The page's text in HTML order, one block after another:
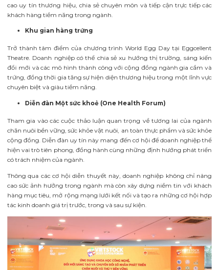
cao uy tín thương hiệu, chia sẻ chuyên môn và tiếp cận trực tiếp các
khách hàng tiềm năng trong ngành.
Khu gian hàng trứng
Trở thành tâm điểm của chương trình World Egg Day tại Eggcellent
Theatre. Doanh nghiệp có thể chia sẻ xu hướng thị trường, sáng kiến
đổi mới và các mô hình thành công với cộng đồng ngành gia cầm và
trứng, đồng thời gia tăng sự hiện diện thương hiệu trong một lĩnh vực
chuyên biệt và giàu tiềm năng.
Diễn đàn Một sức khoẻ (One Health Forum)
Tham gia vào các cuộc thảo luận quan trọng về tương lai của ngành
chăn nuôi bền vững, sức khỏe vật nuôi, an toàn thực phẩm và sức khỏe
cộng đồng. Diễn đàn uy tín này mang đến cơ hội để doanh nghiệp thể
hiện vai trò tiên phong, đồng hành cùng những định hướng phát triển
có trách nhiệm của ngành.
Thông qua các cơ hội diễn thuyết này, doanh nghiệp không chỉ nâng
cao sức ảnh hưởng trong ngành mà còn xây dựng niềm tin với khách
hàng mục tiêu, mở rộng mạng lưới kết nối và tạo ra những cơ hội hợp
tác kinh doanh giá trị trước, trong và sau sự kiện.